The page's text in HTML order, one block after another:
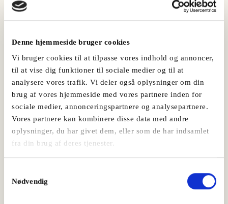
Denne hjemmeside bruger cookies
Vi bruger cookies til at tilpasse vores indhold og annoncer,
til at vise dig funktioner til sociale medier og til at
analysere vores trafik. Vi deler også oplysninger om din
brug af vores hjemmeside med vores partnere inden for
sociale medier, annonceringspartnere og analysepartnere.
Vores partnere kan kombinere disse data med andre
oplysninger, du har givet dem, eller som de har indsamlet
fra din brug af deres tjenester.
Nødvendig
Grillspyd med chorizo og sweet potatoe
Frankfurter, Tapas Chorizopølse